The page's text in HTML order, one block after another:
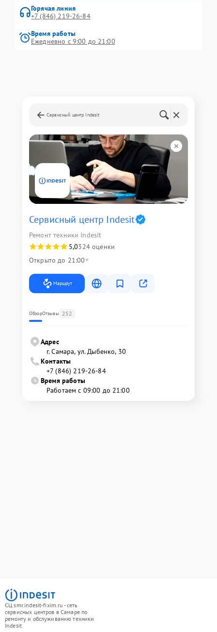
Горячая линия
+7 (846) 219-26-84
Время работы
Ежедневно с 9:00 до 21:00
Сервисный центр Indesit
Сервисный центр Indesit
Ремонт техники Indesit
5,0324 оценки
Открыто до 21:00
Маршрут
ОбзорОтзывы 252
Адрес
г. Самара, ул. Дыбенко, 30
Контакты
+7 (846) 219-26-84
Время работы
Работаем с 09:00 до 21:00
СЦ smr.indesit-fixim.ru - сеть
сервисных центров в Самаре по
ремонту и обслуживанию техники
Indesit